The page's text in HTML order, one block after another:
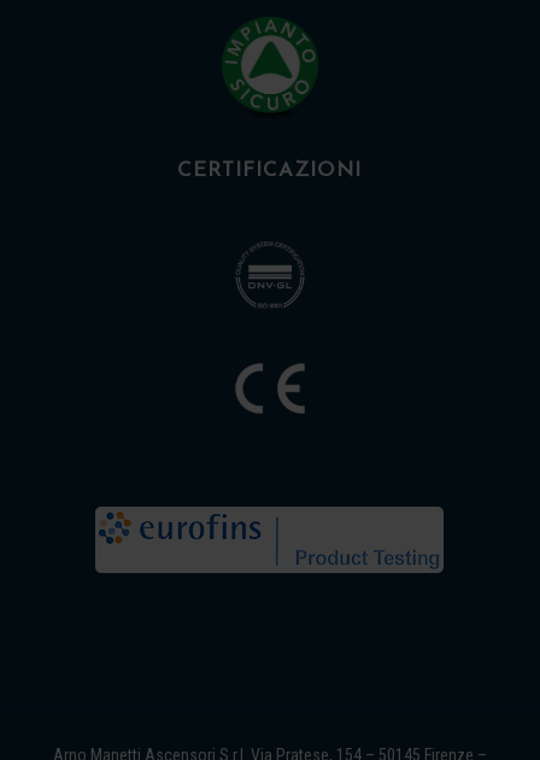
CERTIFICAZIONI
Arno Manetti Ascensori S.r.l. Via Pratese, 154 – 50145 Firenze –